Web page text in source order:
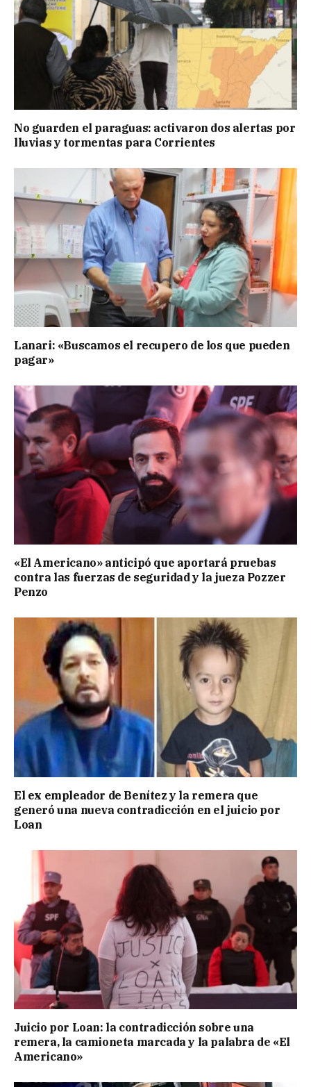
No guarden el paraguas: activaron dos alertas por
lluvias y tormentas para Corrientes
Lanari: «Buscamos el recupero de los que pueden
pagar»
«El Americano» anticipó que aportará pruebas
contra las fuerzas de seguridad y la jueza Pozzer
Penzo
El ex empleador de Benítez y la remera que
generó una nueva contradicción en el juicio por
Loan
Juicio por Loan: la contradicción sobre una
remera, la camioneta marcada y la palabra de «El
Americano»